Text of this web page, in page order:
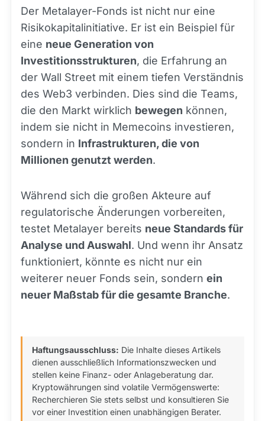
Der Metalayer-Fonds ist nicht nur eine
Risikokapitalinitiative. Er ist ein Beispiel für
eine neue Generation von
Investitionsstrukturen, die Erfahrung an
der Wall Street mit einem tiefen Verständnis
des Web3 verbinden. Dies sind die Teams,
die den Markt wirklich bewegen können,
indem sie nicht in Memecoins investieren,
sondern in Infrastrukturen, die von
Millionen genutzt werden.
Während sich die großen Akteure auf
regulatorische Änderungen vorbereiten,
testet Metalayer bereits neue Standards für
Analyse und Auswahl. Und wenn ihr Ansatz
funktioniert, könnte es nicht nur ein
weiterer neuer Fonds sein, sondern ein
neuer Maßstab für die gesamte Branche.
Haftungsausschluss: Die Inhalte dieses Artikels
dienen ausschließlich Informationszwecken und
stellen keine Finanz- oder Anlageberatung dar.
Kryptowährungen sind volatile Vermögenswerte:
Recherchieren Sie stets selbst und konsultieren Sie
vor einer Investition einen unabhängigen Berater.